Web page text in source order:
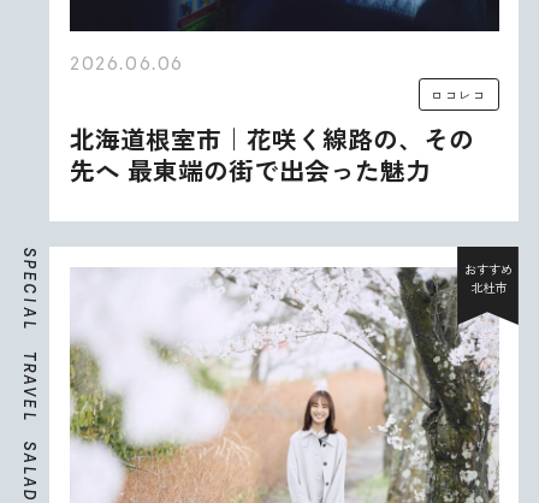
2026.06.06
ロコレコ
北海道根室市｜花咲く線路の、その
先へ 最東端の街で出会った魅力
S
P
E
C
I
A
L
T
R
A
V
E
L
S
A
L
A
D
おすすめ
北杜市